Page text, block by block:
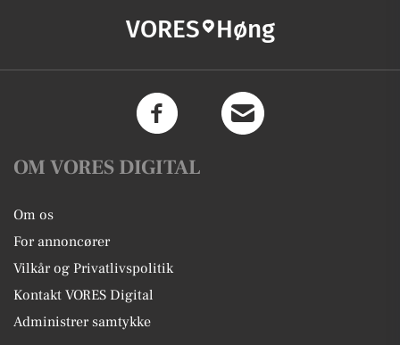
VORES Høng
OM VORES DIGITAL
Om os
For annoncører
Vilkår og Privatlivspolitik
Kontakt VORES Digital
Administrer samtykke